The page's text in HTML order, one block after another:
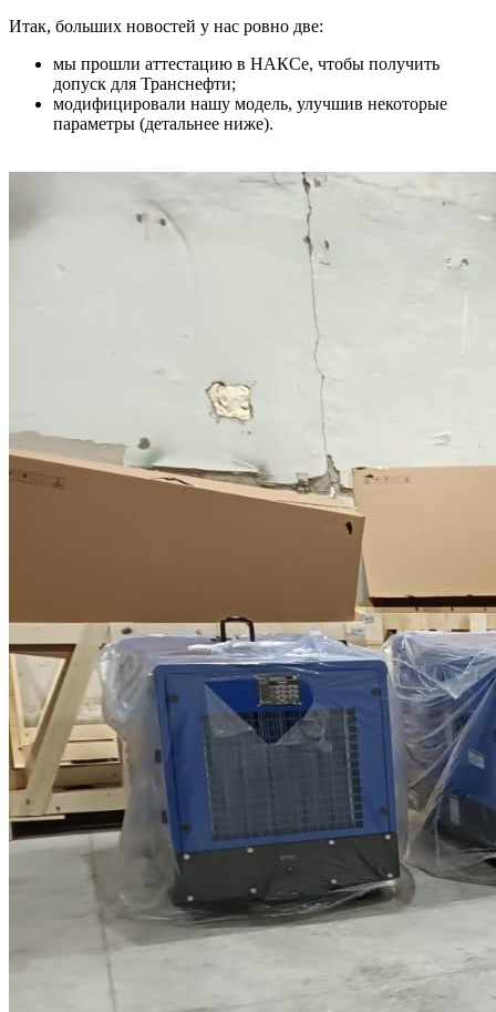
Итак, больших новостей у нас ровно две:
мы прошли аттестацию в НАКСе, чтобы получить
допуск для Транснефти;
модифицировали нашу модель, улучшив некоторые
параметры (детальнее ниже).